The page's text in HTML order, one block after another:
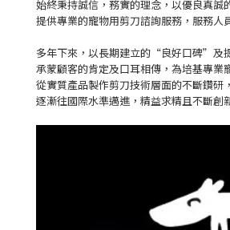
始終秉持誠信，務實的理念，以優良真誠
提供專業的寵物用剪刀諮詢服務，服務人
多年下來，以長期建立的“良好口碑”及
承蒙顧客的肯定及口耳相傳，為培基專業
從實質產品製作剪刀技術層面的不斷鑽研
逐漸往國際水準邁進，精益求精且不斷